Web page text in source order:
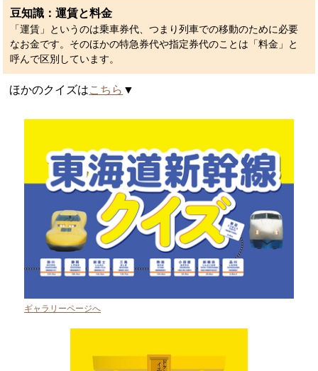
豆知識：運賃と料金
「運賃」というのは乗車券代、つまり列車での移動のために必要
なお金です。そのほかの特急券代や指定券代のことは「料金」と
呼んで区別しています。
ほかのクイズはこちら ▼
ギャラリーページへ